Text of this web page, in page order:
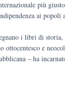
più
ai popoli
i libri di
e
– ha